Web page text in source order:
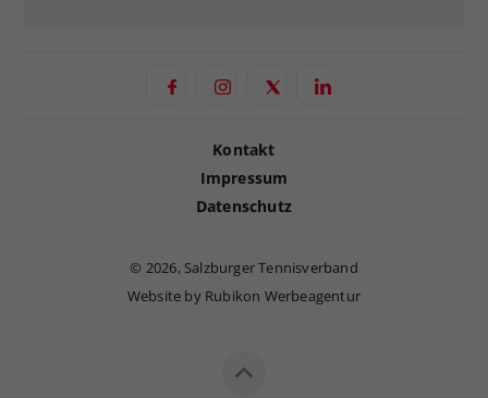
Kontakt
Impressum
Datenschutz
© 2026, Salzburger Tennisverband
Website by Rubikon Werbeagentur